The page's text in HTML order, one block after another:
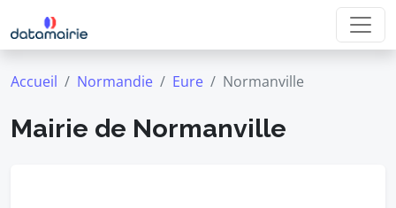
Accueil Normandie Eure Normanville
Mairie de Normanville